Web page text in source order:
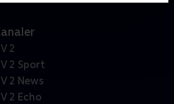
2
2 Sport
2 News
2 Echo